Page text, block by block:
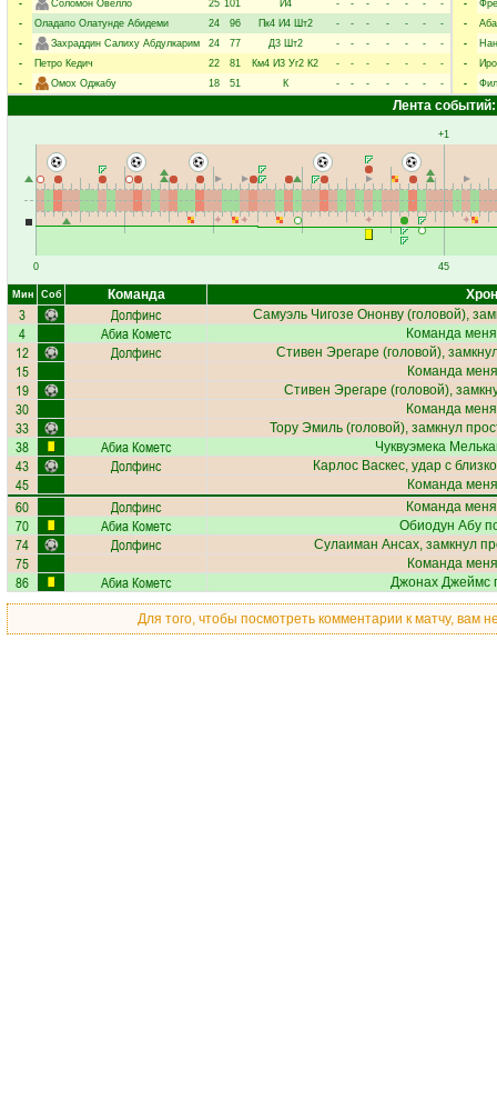
-
Соломон Овелло 25 101 И4 - - - - - -
-
-
Оладапо Олатунде Абидеми 24 96 Пк4 И4 Шт2 - - - - - -
-
-
Захраддин Салиху Абдулкарим 24 77 Д3 Шт2 - - - - - -
-
-
Петро Кедич 22 81 Км4 И3 Уг2 К2 - - - - - -
-
-
Омох Оджабу 18 51 К - - - - - - -
-
-
-
-
-
Лента событий:
0
+1
45
Мин Соб Команда
3 Долфинс Самуэль Чигозе Ононву (головой),
4 Абиа Кометс Команда
12 Долфинс Стивен Эрегаре (головой),
15 Команда
19 Стивен Эрегаре (головой),
30 Команда
33 Тору Эмиль(головой), замкнул
38 Абиа Кометс Чуквуэмека
43 Долфинс Карлос Васкес, удар с
45 Команда
60 Долфинс Команда
70 Абиа Кометс Обиодун Абу
74 Долфинс Сулаиман Ансах, замкнул
75 Команда
86 Абиа Кометс Джонах Джеймс
Для того, чтобы посмотреть комментарии к матчу, вам